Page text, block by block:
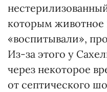
которым животное
«воспитывали»,
Из-за этого у
через некоторое
от септического